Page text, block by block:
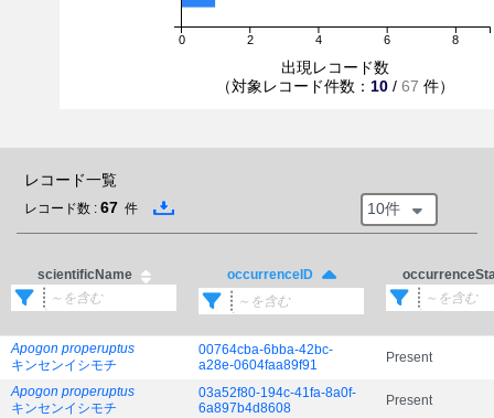
0 2 4 6 8
出現レコード数
（対象レコード件数： 10 / 67 件）
レコード一覧
レコード数 : 67 件 10件
scientificName occurrenceID
Apogon properuptus
キンセンイシモチ
00764cba-6bba-42bc-
a28e-0604faa89f91
Present
Apogon properuptus
キンセンイシモチ
03a52f80-194c-41fa-8a0f-
6a897b4d8608
Present